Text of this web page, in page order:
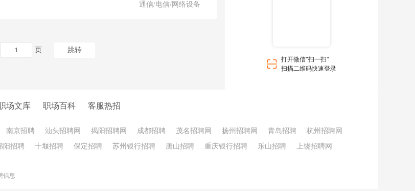
通信/电信/网络设备
页 跳转
打开微信"扫一扫"
扫描二维码快速登录
场文库 职场百科 客服热招
南京招聘 汕头招聘网 揭阳招聘网 成都招聘 茂名招聘网 扬州招聘网 青岛招聘
杭州招聘网
阳招聘 十堰招聘 保定招聘 苏州银行招聘 唐山招聘 重庆银行招聘 乐山招聘 上饶招聘网
信息